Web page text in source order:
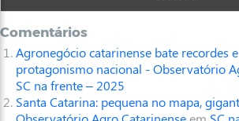
Comentários
Agronegócio catarinense bate recordes
protagonismo nacional - Observatório
SC na frente – 2025
Santa Catarina: pequena no mapa,